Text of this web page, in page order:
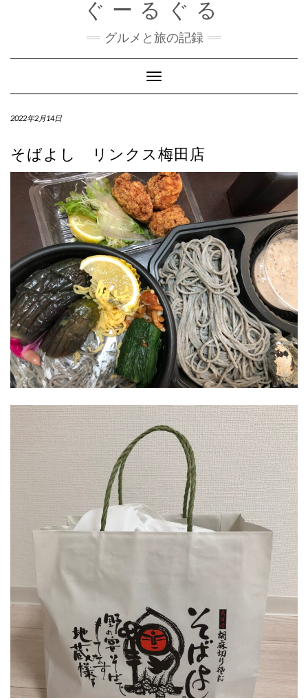
ぐーるぐる
グルメと旅の記録
Toggle
Navigation
2022年2月14日
そばよし リンクス梅田店